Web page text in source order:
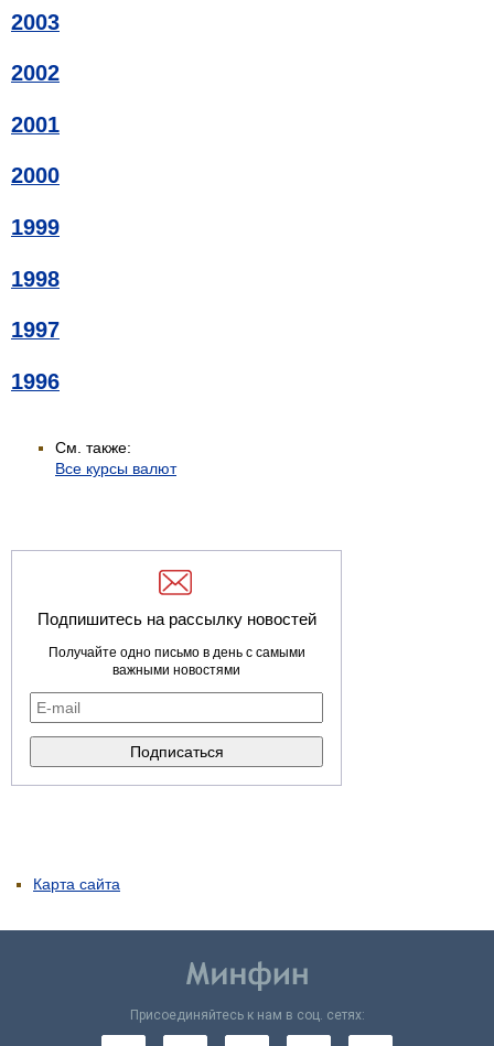
2003
2002
2001
2000
1999
1998
1997
1996
См. также:
Все курсы валют
Подпишитесь на рассылку новостей
Получайте одно письмо в день с самыми
важными новостями
Карта сайта
Присоединяйтесь к нам в соц. сетях: